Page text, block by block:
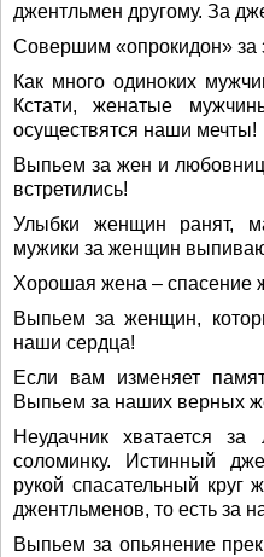
джентльмен другому. За
Совершим «опрокидон» за
Как много одиноких
Кстати, женатые
осуществятся наши мечты!
Выпьем за жен и
встретились!
Улыбки женщин ранят,
мужики за женщин
Хорошая жена – спасение
Выпьем за женщин,
наши сердца!
Если вам изменяет
Выпьем за наших верных
Неудачник хватается
соломинку. Истинный
рукой спасательный круг
джентльменов, то есть за
Выпьем за опьянение